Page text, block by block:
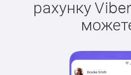
рахунку